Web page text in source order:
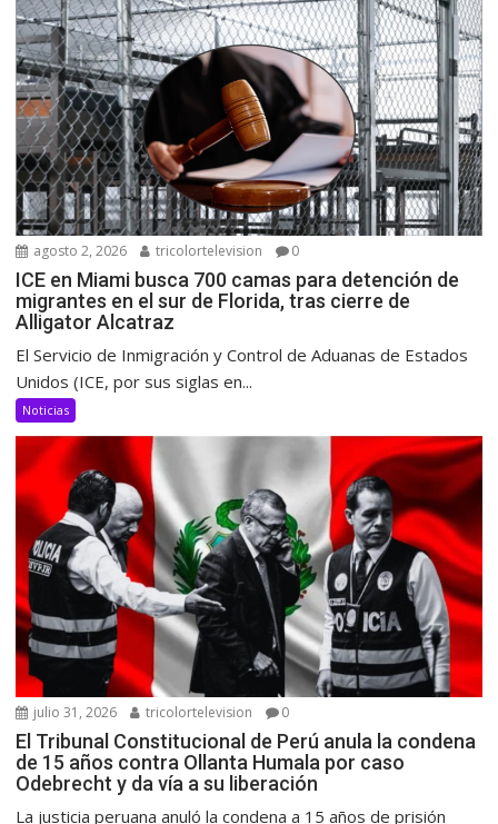
agosto 2, 2026 tricolortelevision 0
ICE en Miami busca 700 camas para detención de
migrantes en el sur de Florida, tras cierre de
Alligator Alcatraz
El Servicio de Inmigración y Control de Aduanas de Estados
Unidos (ICE, por sus siglas en...
Noticias
julio 31, 2026 tricolortelevision 0
El Tribunal Constitucional de Perú anula la condena
de 15 años contra Ollanta Humala por caso
Odebrecht y da vía a su liberación
La justicia peruana anuló la condena a 15 años de prisión